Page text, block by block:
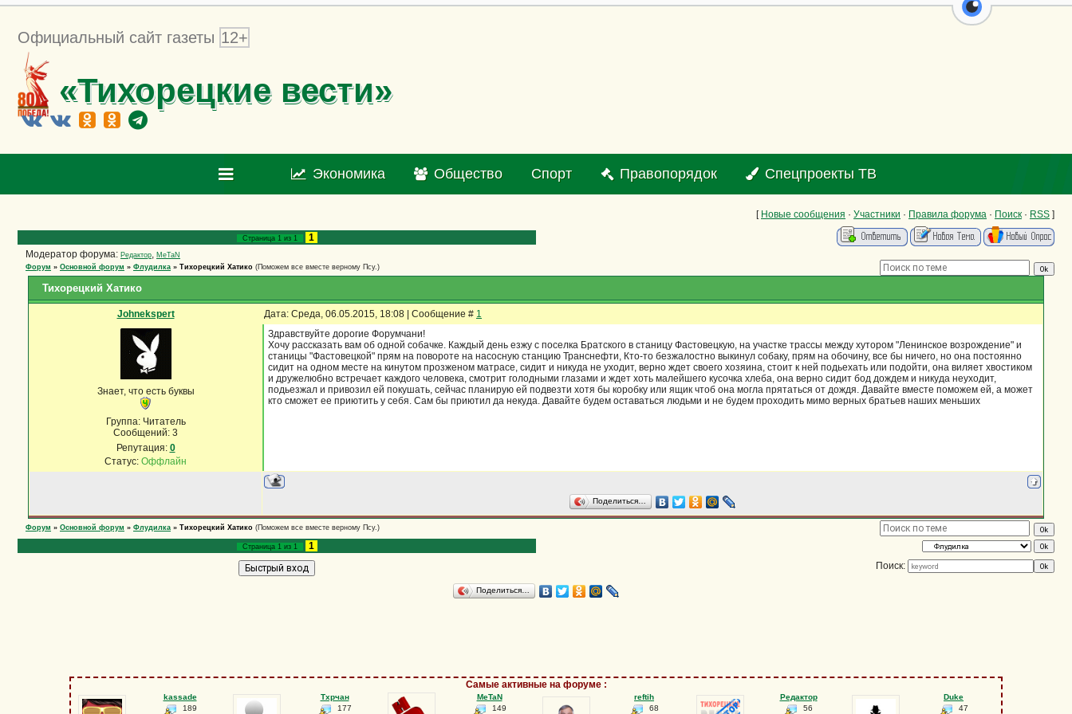
перейти на
Официальный сайт газеты 12+
«Тихорецкие вести»
Экономика Общество Спорт Правопорядок Спецпроекты ТВ
[ Новые сообщения · Участники · Правила форума · Поиск · RSS ]
Страница 1из 1
1
Модератор форума: Редактор, MeTaN
Форум » Основной форум » Флудилка » Тихорецкий Хатико (Поможем все вместе верному Псу.)
Тихорецкий Хатико
Johnekspert Дата: Среда, 06.05.2015, 18:08 | Сообщение # 1
Знает, что есть буквы
Группа: Читатель
Сообщений: 3
Репутация: 0
Статус: Оффлайн
Здравствуйте дорогие Форумчани!
Хочу рассказать вам об одной собачке. Каждый день езжу с поселка Братского в станицу Фастовецкую, на участке трассы между хутором "Ленинское возрождение" и
станицы "Фастовецкой" прям на повороте на насосную станцию Транснефти, Кто-то безжалостно выкинул собаку, прям на обочину, все бы ничего, но она постоянно
сидит на одном месте на кинутом прозженом матрасе, сидит и никуда не уходит, верно ждет своего хозяина, стоит к ней подьехать или подойти, она виляет хвостиком
и дружелюбно встречает каждого человека, смотрит голодными глазами и ждет хоть малейшего кусочка хлеба, она верно сидит бод дождем и никуда неуходит,
подьезжал и привозил ей покушать, сейчас планирую ей подвезти хотя бы коробку или ящик чтоб она могла прятаться от дождя. Давайте вместе поможем ей, а может
кто сможет ее приютить у себя. Сам бы приютил да некуда. Давайте будем оставаться людьми и не будем проходить мимо верных братьев наших меньших
Поделиться…
Форум » Основной форум » Флудилка » Тихорецкий Хатико (Поможем все вместе верному Псу.)
Страница 1из 1
1
Поиск:
Поделиться…
Самые активные на форуме :
kassade
189
Тхрчан
177
MeTaN
149
reftih
68
Редактор
56
Duke
47